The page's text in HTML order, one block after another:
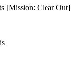
[Mission: Clear